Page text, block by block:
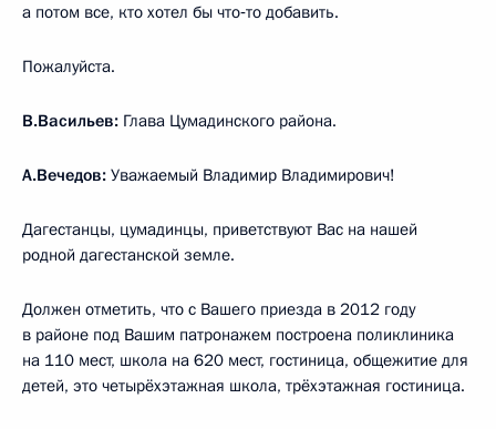
а потом все, кто хотел бы что‑то добавить.
Пожалуйста.
В.Васильев: Глава Цумадинского района.
А.Вечедов: Уважаемый Владимир Владимирович!
Дагестанцы, цумадинцы, приветствуют Вас на нашей
родной дагестанской земле.
Должен отметить, что с Вашего приезда в 2012 году
в районе под Вашим патронажем построена поликлиника
на 110 мест, школа на 620 мест, гостиница, общежитие для
детей, это четырёхэтажная школа, трёхэтажная гостиница.